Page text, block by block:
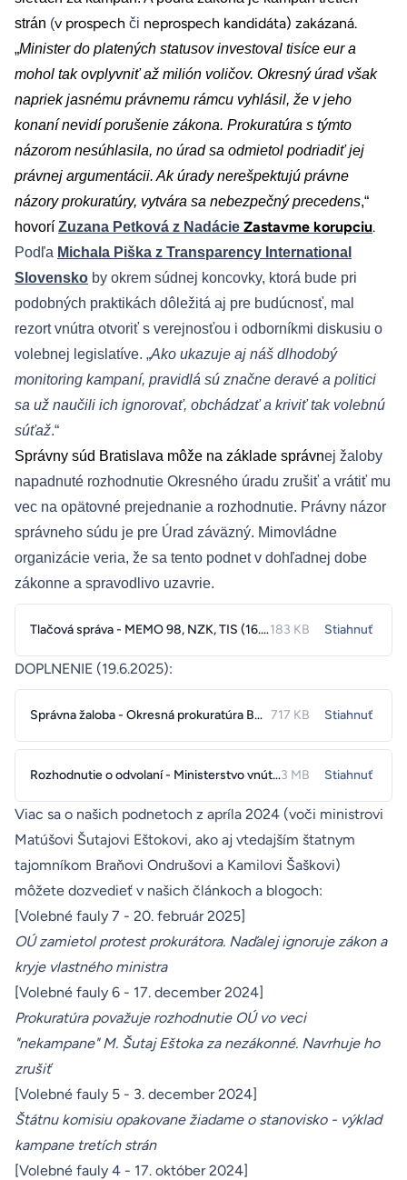
strán (v prospech či neprospech kandidáta) zakázaná.
„Minister do platených statusov investoval tisíce eur a
mohol tak ovplyvniť až milión voličov. Okresný úrad však
napriek jasnému právnemu rámcu vyhlásil, že v jeho
konaní nevidí porušenie zákona. Prokuratúra s týmto
názorom nesúhlasila, no úrad sa odmietol podriadiť jej
právnej argumentácii. Ak úrady nerešpektujú právne
názory prokuratúry, vytvára sa nebezpečný precedens,“
hovorí Zuzana Petková z Nadácie Zastavme korupciu.
Podľa Michala Piška z Transparency International
Slovensko by okrem súdnej koncovky, ktorá bude pri
podobných praktikách dôležitá aj pre budúcnosť, mal
rezort vnútra otvoriť s verejnosťou i odborníkmi diskusiu o
volebnej legislatíve. „Ako ukazuje aj náš dlhodobý
monitoring kampaní, pravidlá sú značne deravé a politici
sa už naučili ich ignorovať, obchádzať a kriviť tak volebnú
súťaž.“
Správny súd Bratislava môže na základe správnej žaloby
napadnuté rozhodnutie Okresného úradu zrušiť a vrátiť mu
vec na opätovné prejednanie a rozhodnutie. Právny názor
správneho súdu je pre Úrad záväzný. Mimovládne
organizácie veria, že sa tento podnet v dohľadnej dobe
zákonne a spravodlivo uzavrie.
Tlačová správa - MEMO 98, NZK, TIS (16.6.2025)183 KB Stiahnuť
DOPLNENIE (19.6.2025):
Správna žaloba - Okresná prokuratúra BA I voči rozhodnutiu OÚ BA (10.6.2025) 717 KB Stiahnuť
Rozhodnutie o odvolaní - Ministerstvo vnútra voči odvolaniu prokurátora (30.4.2025)3 MB Stiahnuť
Viac sa o našich podnetoch z apríla 2024 (voči ministrovi
Matúšovi Šutajovi Eštokovi, ako aj vtedajším štatnym
tajomníkom Braňovi Ondrušovi a Kamilovi Šaškovi)
môžete dozvedieť v našich článkoch a blogoch:
[Volebné fauly 7 - 20. február 2025]
OÚ zamietol protest prokurátora. Naďalej ignoruje zákon a
kryje vlastného ministra
[Volebné fauly 6 - 17. december 2024]
Prokuratúra považuje rozhodnutie OÚ vo veci
"nekampane" M. Šutaj Eštoka za nezákonné. Navrhuje ho
zrušiť
[Volebné fauly 5 - 3. december 2024]
Štátnu komisiu opakovane žiadame o stanovisko - výklad
kampane tretích strán
[Volebné fauly 4 - 17. október 2024]